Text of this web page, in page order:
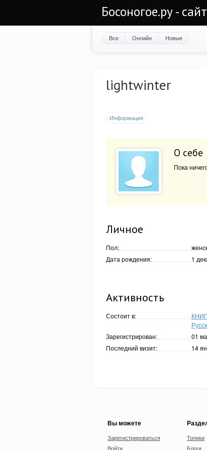
Босоногое.ру -
Все Онлайн Новые
lightwinter
Информация
О себе
Пока
Личное
Пол:
Дата рождения:
1
Активность
Состоит в:
Зарегистрирован:
01
Последний визит:
14
Вы можете
Зарегистрироваться
Войти
Топики
Блоги